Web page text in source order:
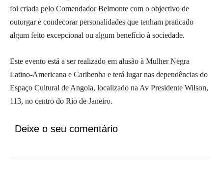
foi criada pelo Comendador Belmonte com o objectivo de
outorgar e condecorar personalidades que tenham praticado
algum feito excepcional ou algum benefício à sociedade.
Este evento está a ser realizado em alusão à Mulher Negra
Latino-Americana e Caribenha e terá lugar nas dependências do
Espaço Cultural de Angola, localizado na Av Presidente Wilson,
113, no centro do Rio de Janeiro.
Deixe o seu comentário